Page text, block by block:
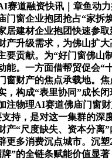
赛道融资快讯｜章鱼动
门窗企业抱团抢占“家拆
居建材企业抱团快速参
产升级需求，为佛山扩
要贡献。为“好门窗佛山
能。一方面借帮贸促会“
窗财产的焦点承载地。
，构成“表里协同”成长闭
注物理AI赛道佛庙门窗
持，是对这一集群的深
“尺度缺失、资本分离”
更多消费沉点城市。沉塑
”的全链条赋能价值显